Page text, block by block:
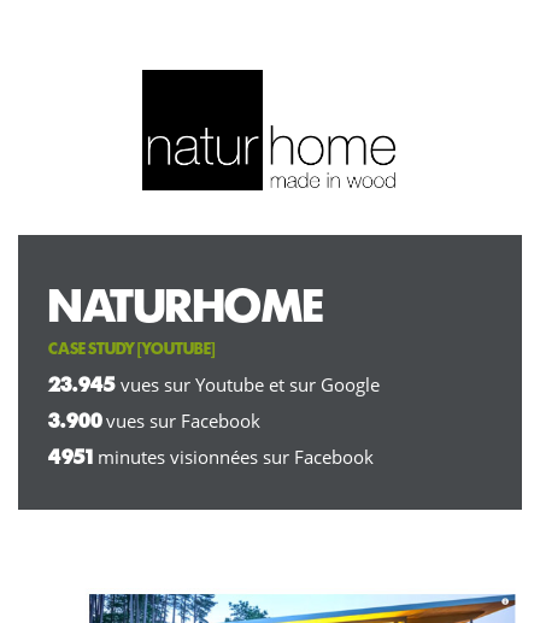
NATURHOME
CASE STUDY [ YOUTUBE
23.945 vues sur Youtube et sur Google
3.900vues sur Facebook
4951 minutes visionnées sur Facebook